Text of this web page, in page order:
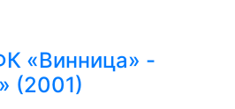
«Винница» -
(2001)